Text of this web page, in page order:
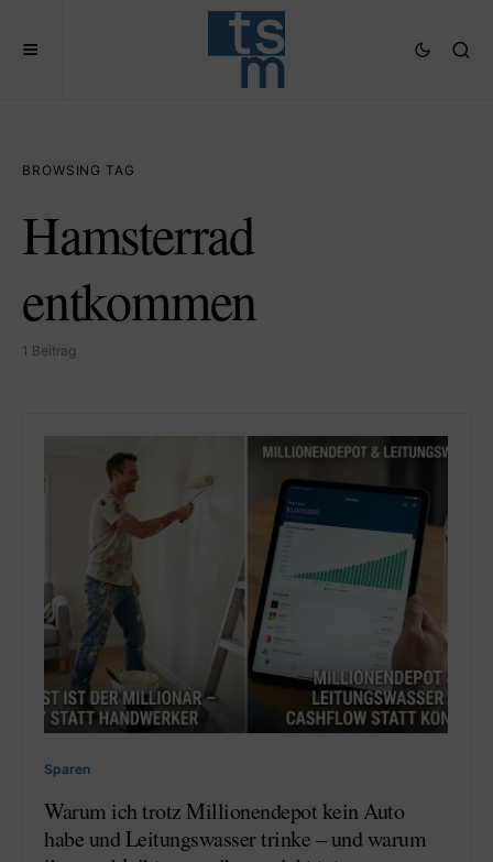
BROWSING TAG
Hamsterrad
entkommen
1 Beitrag
Sparen
Warum ich trotz Millionendepot kein Auto
habe und Leitungswasser trinke – und warum